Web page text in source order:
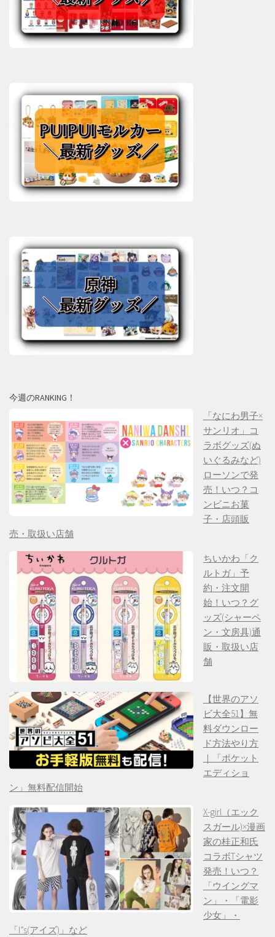
今週のRANKING！
「なにわ男子×
サンリオ」コ
ラボグッズ(ぬ
いぐるみなど)
ローソンで発
売！いつ？コ
ンビニお菓
子・店頭販
売・取扱い店舗
ちいかわ「ク
ルトガ」予
約・注文開
始！いつ？グ
ッズ(シャーペ
ン・文房具)通
販・取扱い店
舗
【世界のアソ
ビ大全51】無
料ダウンロー
ド方法やり方
｜「ポケット
エディショ
ン」無料配信開始
X-girl（エック
スガール)×漫画
家の桂正和氏
コラボTシャツ
発売！いつ？
「ウイングマ
ン」・「電影
少女」・
「I”s(アイズ)」など